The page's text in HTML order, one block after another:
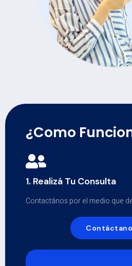
¿Como
1. Realizá Tu Consulta
Contactános por el medio que